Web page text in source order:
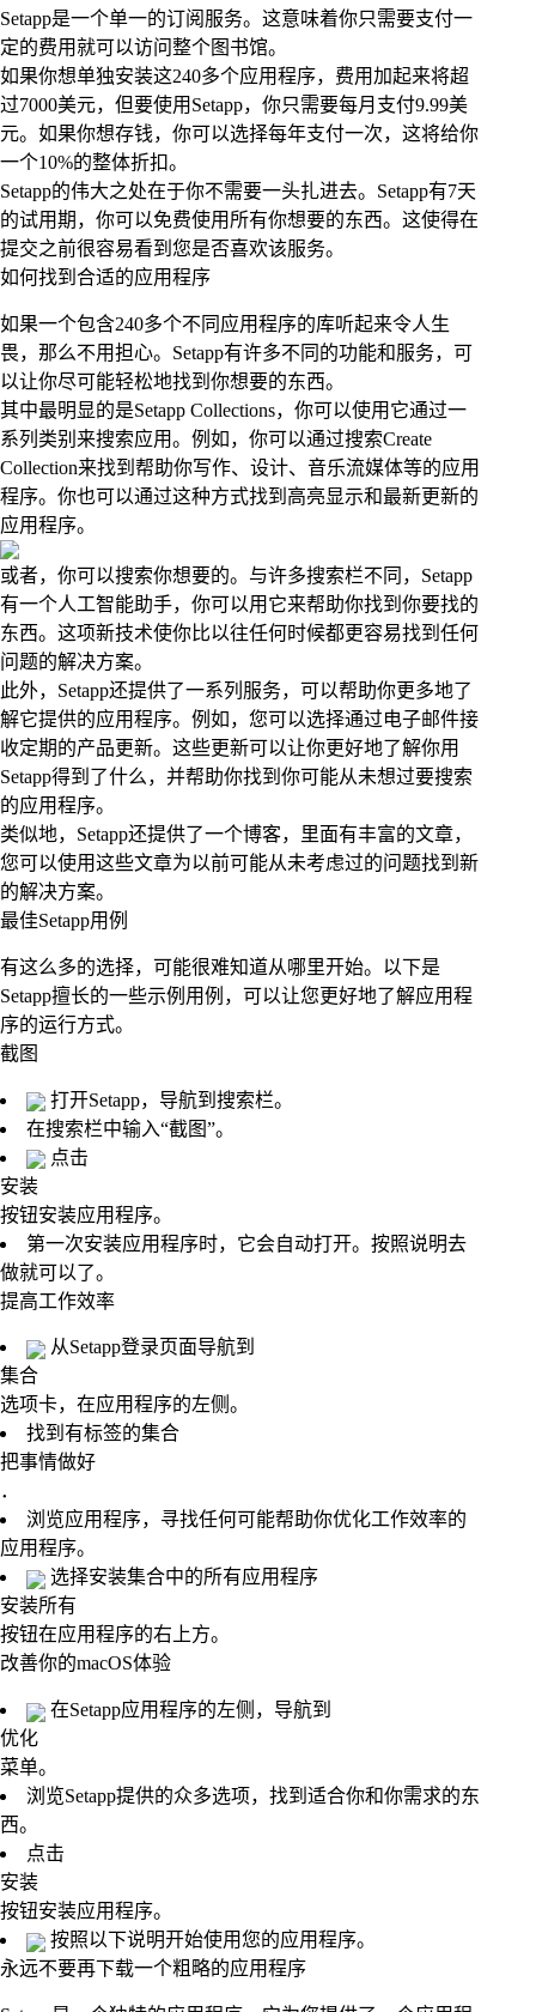
Setapp是一个单一的订阅服务。这意味着你只需要支付一
定的费用就可以访问整个图书馆。
如果你想单独安装这240多个应用程序，费用加起来将超
过7000美元，但要使用Setapp，你只需要每月支付9.99美
元。如果你想存钱，你可以选择每年支付一次，这将给你
一个10%的整体折扣。
Setapp的伟大之处在于你不需要一头扎进去。Setapp有7天
的试用期，你可以免费使用所有你想要的东西。这使得在
提交之前很容易看到您是否喜欢该服务。
如何找到合适的应用程序
如果一个包含240多个不同应用程序的库听起来令人生
畏，那么不用担心。Setapp有许多不同的功能和服务，可
以让你尽可能轻松地找到你想要的东西。
其中最明显的是Setapp Collections，你可以使用它通过一
系列类别来搜索应用。例如，你可以通过搜索Create
Collection来找到帮助你写作、设计、音乐流媒体等的应用
程序。你也可以通过这种方式找到高亮显示和最新更新的
应用程序。
或者，你可以搜索你想要的。与许多搜索栏不同，Setapp
有一个人工智能助手，你可以用它来帮助你找到你要找的
东西。这项新技术使你比以往任何时候都更容易找到任何
问题的解决方案。
此外，Setapp还提供了一系列服务，可以帮助你更多地了
解它提供的应用程序。例如，您可以选择通过电子邮件接
收定期的产品更新。这些更新可以让你更好地了解你用
Setapp得到了什么，并帮助你找到你可能从未想过要搜索
的应用程序。
类似地，Setapp还提供了一个博客，里面有丰富的文章，
您可以使用这些文章为以前可能从未考虑过的问题找到新
的解决方案。
最佳Setapp用例
有这么多的选择，可能很难知道从哪里开始。以下是
Setapp擅长的一些示例用例，可以让您更好地了解应用程
序的运行方式。
截图
打开Setapp，导航到搜索栏。
在搜索栏中输入“截图”。
点击
安装
按钮安装应用程序。
第一次安装应用程序时，它会自动打开。按照说明去
做就可以了。
提高工作效率
从Setapp登录页面导航到
集合
选项卡，在应用程序的左侧。
找到有标签的集合
把事情做好
．
浏览应用程序，寻找任何可能帮助你优化工作效率的
应用程序。
选择安装集合中的所有应用程序
安装所有
按钮在应用程序的右上方。
改善你的macOS体验
在Setapp应用程序的左侧，导航到
优化
菜单。
浏览Setapp提供的众多选项，找到适合你和你需求的东
西。
点击
安装
按钮安装应用程序。
按照以下说明开始使用您的应用程序。
永远不要再下载一个粗略的应用程序